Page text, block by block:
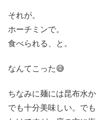
それが。
ホーチミンで。
食べられる、と。
なんてこった😅
ちなみに麺には昆布水
でも十分美味しい。で